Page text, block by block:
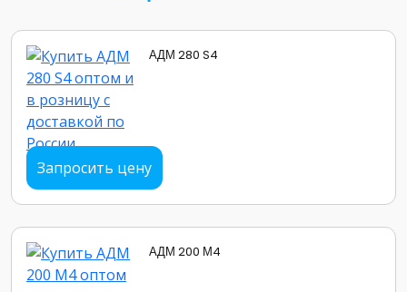
АДМ 280 S4
Запросить цену
АДМ 200 М4